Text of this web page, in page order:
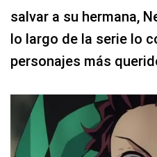
salvar a su hermana,
lo largo de la serie lo
personajes más